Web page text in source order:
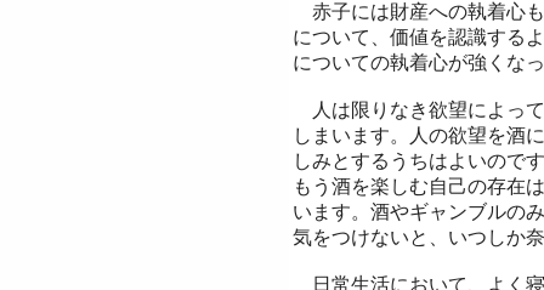
赤子には財産への執着心
について、価値を認識する
についての執着心が強くな
人は限りなき欲望によっ
しまいます。人の欲望を酒
しみとするうちはよいので
もう酒を楽しむ自己の存在
います。酒やギャンブルの
気をつけないと、いつしか
日常生活において、よく